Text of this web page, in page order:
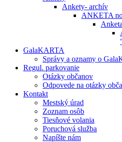
Ankety- archív
ANKETA
GalaKARTA
Správy a oznamy o
Regul. parkovanie
Otázky občanov
Odpovede na otázky
Kontakt
Mestský úrad
Zoznam osôb
Tiesňové volania
Poruchová služba
Napíšte nám